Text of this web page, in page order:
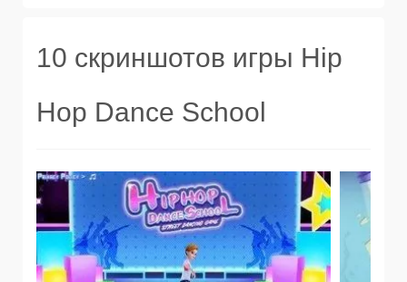
10 скриншотов игры Hip
Hop Dance School